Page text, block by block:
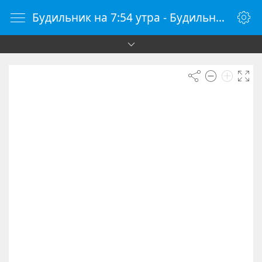
Будильник на 7:54 утра - Будильник онлайн - Будилки.ру